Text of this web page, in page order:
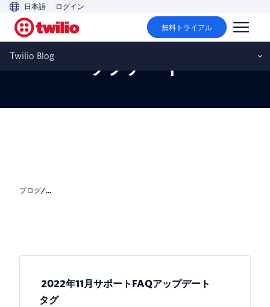
日本語 ログイン
無料トライアル
Twilio Blog
2022年11月サポートFAQア
ップデート
ブログ/...
2022年11月サポートFAQアップデート
タグ